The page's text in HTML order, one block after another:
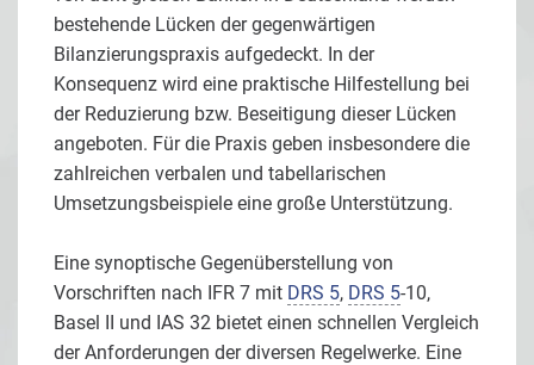
bestehende Lücken der gegenwärtigen
Bilanzierungspraxis aufgedeckt. In der
Konsequenz wird eine praktische Hilfestellung bei
der Reduzierung bzw. Beseitigung dieser Lücken
angeboten. Für die Praxis geben insbesondere die
zahlreichen verbalen und tabellarischen
Umsetzungsbeispiele eine große Unterstützung.
Eine synoptische Gegenüberstellung von
Vorschriften nach IFR 7 mit DRS 5, DRS 5-10,
Basel II und IAS 32 bietet einen schnellen Vergleich
der Anforderungen der diversen Regelwerke. Eine